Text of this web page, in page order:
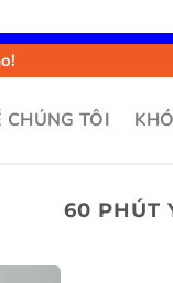
CHÚNG TÔI
60 PHÚT